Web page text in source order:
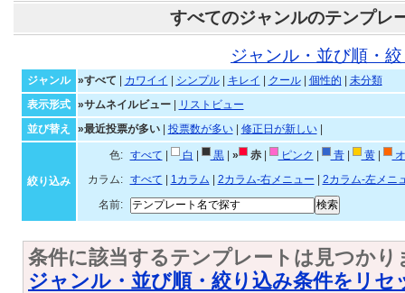
すべてのジャンルのテンプレ
ジャンル・並び順・
ジャンル »すべて カワイイ シンプル| キレイ クール| 個性的
未分類
表示形式
»サムネイルビュー|
リストビュー
並び替え
»最近投票が多い| 投票数が多い| 修正日が新しい|
絞り込み
色: すべて 白 黒| » 赤| ピンク 青| 黄|
カラム:
すべて 1カラム 2カラム-右メニュー
2カラム-左メニ
名前:
条件に該当するテンプレートは見つかり
ジャンル・並び順・絞り込み条件をリセ